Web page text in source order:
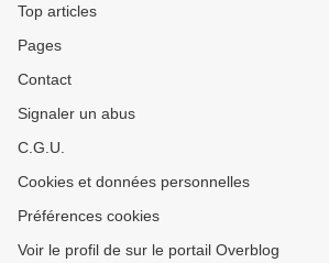
Top articles
Pages
Contact
Signaler un abus
C.G.U.
Cookies et données personnelles
Préférences cookies
Voir le profil de sur le portail Overblog